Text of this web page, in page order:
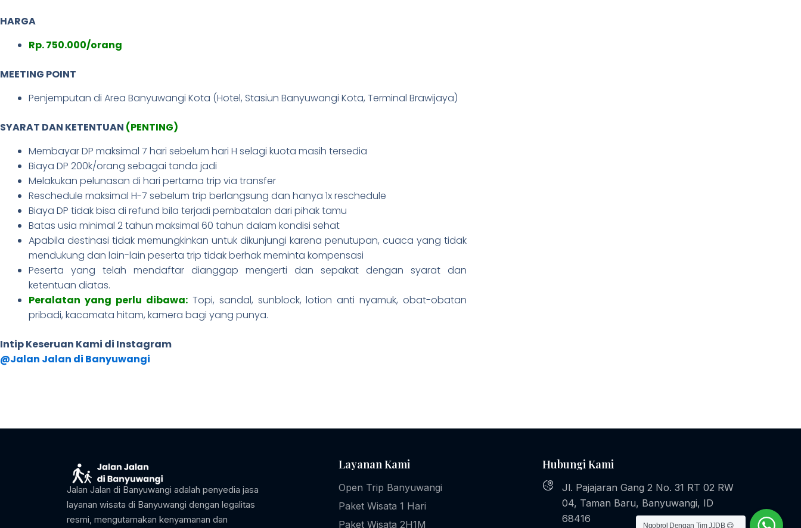
HARGA
Rp. 750.000/orang
MEETING POINT
Penjemputan di Area Banyuwangi Kota (Hotel, Stasiun Banyuwangi Kota, Terminal Brawijaya)
SYARAT DAN KETENTUAN (PENTING)
Membayar DP maksimal 7 hari sebelum hari H selagi kuota masih tersedia
Biaya DP 200k/orang sebagai tanda jadi
Melakukan pelunasan di hari pertama trip via transfer
Reschedule maksimal H-7 sebelum trip berlangsung dan hanya 1x reschedule
Biaya DP tidak bisa di refund bila terjadi pembatalan dari pihak tamu
Batas usia minimal 2 tahun maksimal 60 tahun dalam kondisi sehat
Apabila destinasi tidak memungkinkan untuk dikunjungi karena penutupan, cuaca yang tidak
mendukung dan lain-lain peserta trip tidak berhak meminta kompensasi
Peserta yang telah mendaftar dianggap mengerti dan sepakat dengan syarat dan
ketentuan diatas.
Peralatan yang perlu dibawa:Topi, sandal, sunblock, lotion anti nyamuk, obat-obatan
pribadi, kacamata hitam, kamera bagi yang punya.
Intip Keseruan Kami di Instagram
@Jalan Jalan di Banyuwangi
Jalan Jalan di Banyuwangi adalah penyedia jasa
layanan wisata di Banyuwangi dengan legalitas
resmi, mengutamakan kenyamanan dan
Layanan Kami
Open Trip Banyuwangi
Paket Wisata 1 Hari
Paket Wisata 2H1M
Hubungi Kami
Jl. Pajajaran Gang 2 No. 31 RT 02 RW
04, Taman Baru, Banyuwangi, ID
68416
Ngobrol Dengan Tim JJDB 😊